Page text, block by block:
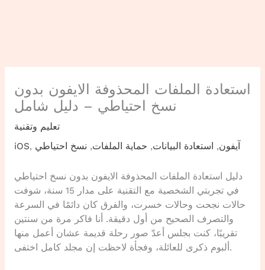
استعادة الملفات المحذوفة الايفون بدون
نسخ احتياطي – دليل شامل
تعليم وتقنية
iOS, آيفون, استعادة البيانات, حماية الملفات, نسخ احتياطي
دليل استعادة الملفات المحذوفة الايفون بدون نسخ احتياطي
في تجربتي الشخصية مع التقنية على مدار 15 سنة، شوفت
حالات نجحت وحالات خسرت، والفرق كان دائمًا في السرعة
والتصرف الصحيح من أول دقيقة. أنا فاكر مرة من سنتين
تقريبًا، كنت بجلس أعدّ صور رحلة قديمة عشان أعمل منها
ألبوم ذكرى للعائلة، وفجأة لاحظت إن مجلد كامل اختفى.